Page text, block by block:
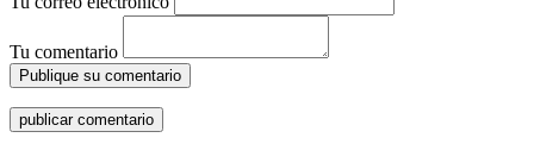
Tu comentario
Publique su comentario